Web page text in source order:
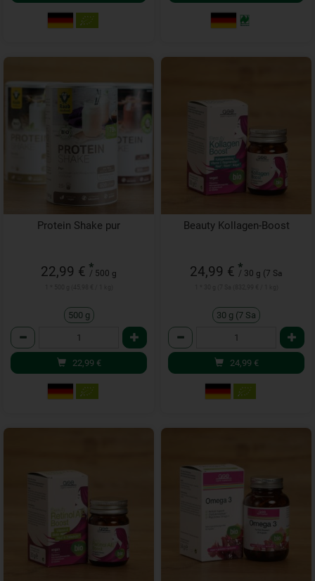
Protein Shake pur
22,99 € *
/ 500 g
500 g
Anzahl
22,99 €
Beauty Kollagen-Boost
24,99 € *
/ 30 g (7 Sa
30 g (7 Sa
Anzahl
24,99 €